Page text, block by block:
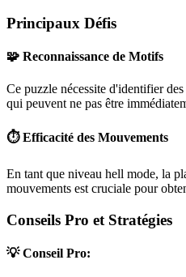
Principaux Défis
🧩 Reconnaissance de Motifs
Ce puzzle nécessite d'identifier
qui peuvent ne pas être
⏱️ Efficacité des Mouvements
En tant que niveau hell mode, la
mouvements est cruciale pour
Conseils Pro et Stratégies
💡 Conseil Pro: